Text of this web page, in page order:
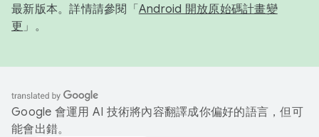
最新版本。詳情請參閱「 Android 開放原始碼計畫變
更 」。
Google 會運用 AI 技術將內容翻譯成你偏好的語言，但可
能會出錯。